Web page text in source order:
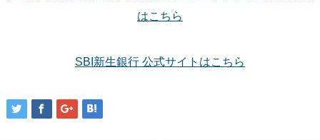
はこちら
SBI新生銀行 公式サイトはこちら